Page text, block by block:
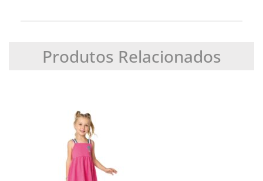
Produtos Relacionados